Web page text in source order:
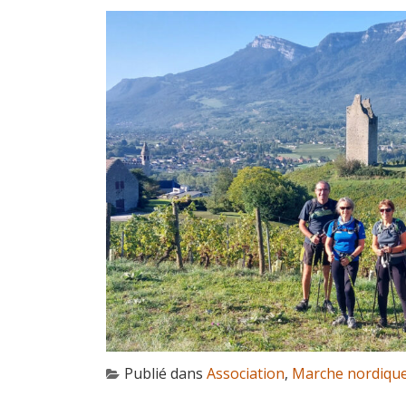
Publié dans Association, Marche